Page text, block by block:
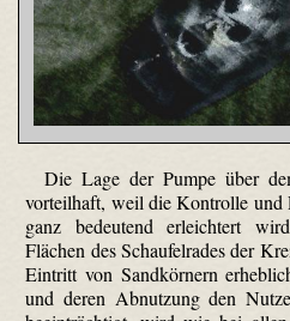
Die Lage der Pumpe über
vorteilhaft, weil die Kontrolle und
ganz bedeutend erleichtert
Flächen des Schaufelrades der
Eintritt von Sandkörnern
und deren Abnutzung den